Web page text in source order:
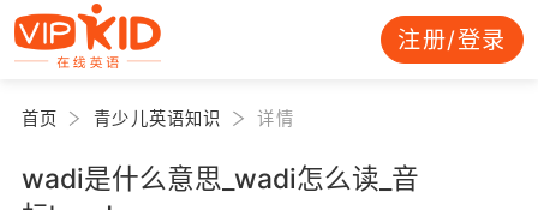
注册/登录
首页 青少儿英语知识 详情
wadi是什么意思_wadi怎么读_音